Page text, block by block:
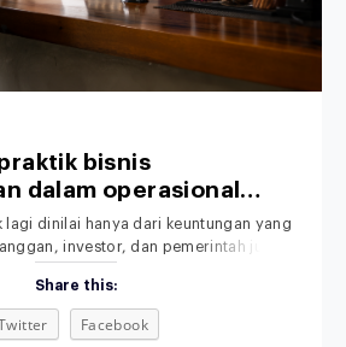
bisnis
dalam operasional
lagi dinilai hanya dari keuntungan yang
investor, dan pemerintah juga
menjadi perhatian utama
ini. Karena itu, semakin banyak
sustainable business
Share this:
Facebook